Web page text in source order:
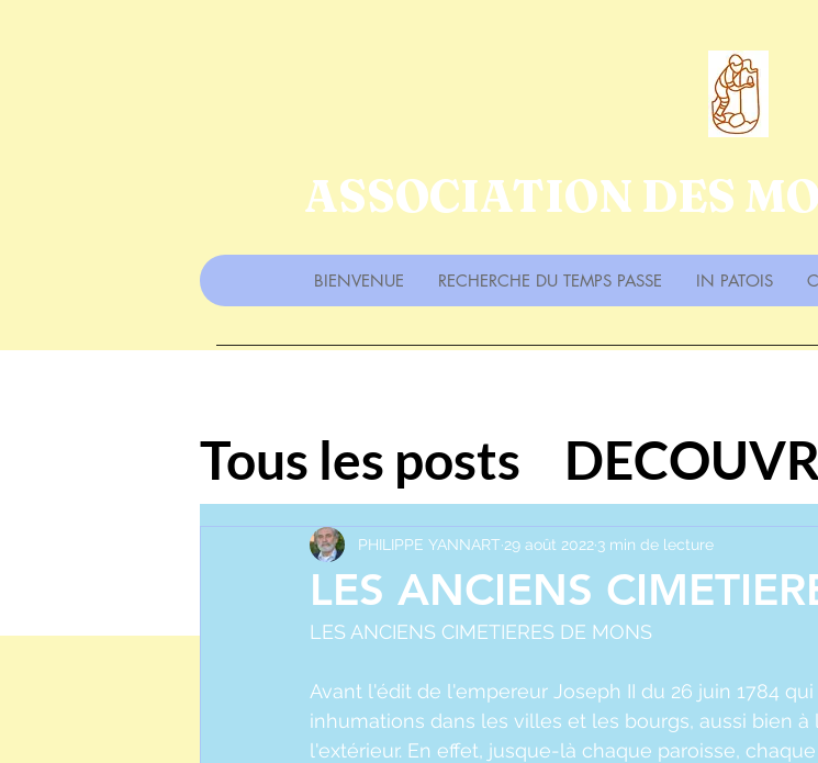
ASSOCIATION DES
BIENVENUE RECHERCHE DU TEMPS PASSE IN PATOIS
Tous les posts
MONS DIVERS
LES ANCIENS
PHILIPPE YANNART 29 août 2022 3 min de lecture
LES ANCIENS CIMETIERES DE MONS
Avant l'édit de l'empereur Joseph II du 26 juin 1784
inhumations dans les villes et les bourgs, aussi bien
l'extérieur. En effet, jusque-là chaque paroisse,